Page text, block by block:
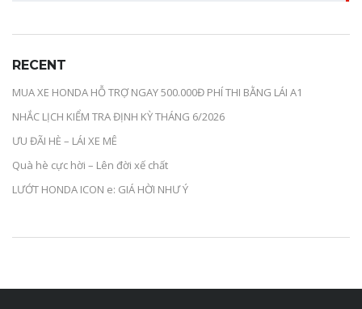
RECENT
MUA XE HONDA HỖ TRỢ NGAY 500.000Đ PHÍ THI BẰNG LÁI A1
NHẮC LỊCH KIỂM TRA ĐỊNH KỲ THÁNG 6/2026
ƯU ĐÃI HÈ – LÁI XE MÊ
Quà hè cực hời – Lên đời xế chất
LƯỚT HONDA ICON e: GIÁ HỜI NHƯ Ý